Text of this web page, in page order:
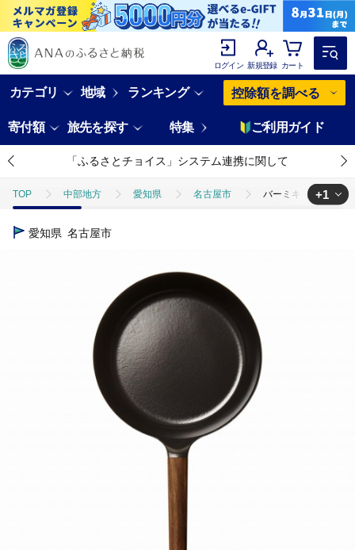
ログイン 新規登録 カート
カテゴリ 地域 ランキング 控除額を調べる
寄付額 旅先を探す 特集 ご利用ガイド
「ふるさとチョイス」システム連携に関して
TOP 中部地方 愛知県 名古屋市 バーミキュラ フライ
TOP
+1
愛知県 名古屋市